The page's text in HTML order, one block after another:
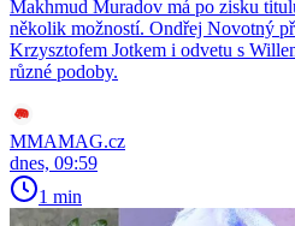
Makhmud Muradov má po zisku
několik možností. Ondřej Novotný
Krzysztofem Jotkem i odvetu s
různé podoby.
MMAMAG.cz
dnes, 09:59
1 min